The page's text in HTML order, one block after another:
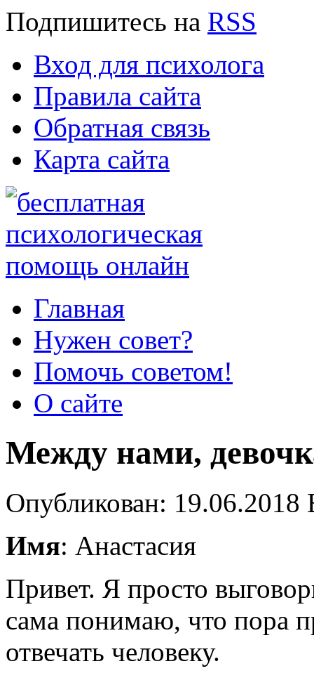
Подпишитесь на RSS
Вход для психолога
Правила сайта
Обратная связь
Карта сайта
Главная
Нужен совет?
Помочь советом!
О сайте
Между нами,
Опубликован:
Имя: Анастасия
Привет. Я просто
сама понимаю, что пора
отвечать человеку.